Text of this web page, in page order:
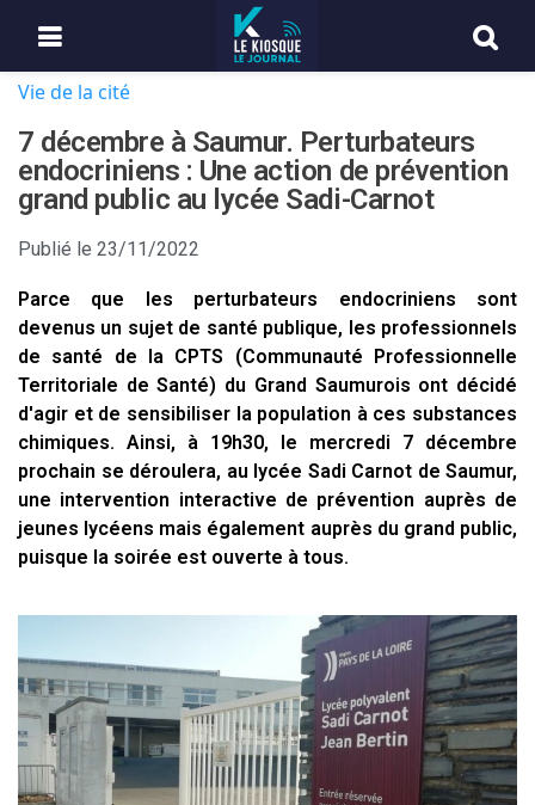
Vie de la cité
7 décembre à Saumur. Perturbateurs
endocriniens : Une action de prévention
grand public au lycée Sadi-Carnot
Publié le 23/11/2022
Parce que les perturbateurs endocriniens sont
devenus un sujet de santé publique, les professionnels
de santé de la CPTS (Communauté Professionnelle
Territoriale de Santé) du Grand Saumurois ont décidé
d'agir et de sensibiliser la population à ces substances
chimiques. Ainsi, à 19h30, le mercredi 7 décembre
prochain se déroulera, au lycée Sadi Carnot de Saumur,
une intervention interactive de prévention auprès de
jeunes lycéens mais également auprès du grand public,
puisque la soirée est ouverte à tous.